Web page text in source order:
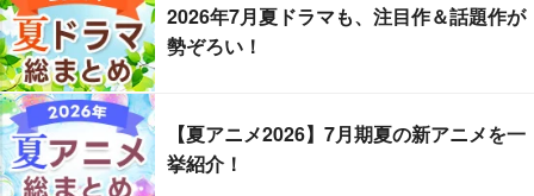
2026年7月夏ドラマも、注目作＆話題作が
勢ぞろい！
【夏アニメ2026】7月期夏の新アニメを一
挙紹介！